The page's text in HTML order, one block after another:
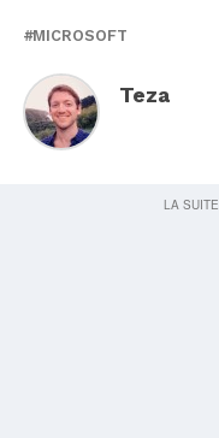
MICROSOFT
Teza